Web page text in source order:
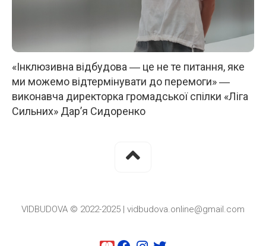
«Інклюзивна відбудова ― це не те питання, яке
ми можемо відтермінувати до перемоги» ―
виконавча директорка громадської спілки «Ліга
Сильних» Дар’я Сидоренко
VIDBUDOVA © 2022-2025 | vidbudova.online@gmail.com